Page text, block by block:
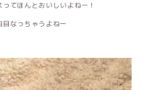
てほんとおいしいよねー！
目なっちゃうよねー